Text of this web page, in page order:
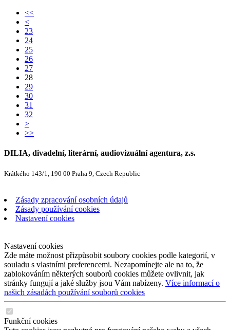
<<
<
23
24
25
26
27
28
29
30
31
32
>
>>
DILIA, divadelní, literární, audiovizuální agentura, z.s.
Krátkého 143/1, 190 00 Praha 9, Czech Republic
Zásady zpracování osobních údajů
Zásady používání cookies
Nastavení cookies
Nastavení cookies
Zde máte možnost přizpůsobit soubory cookies podle kategorií, v
souladu s vlastními preferencemi. Nezapomínejte ale na to, že
zablokováním některých souborů cookies můžete ovlivnit, jak
stránky fungují a jaké služby jsou Vám nabízeny. Více informací o
našich zásadách používání souborů cookies
Funkční cookies